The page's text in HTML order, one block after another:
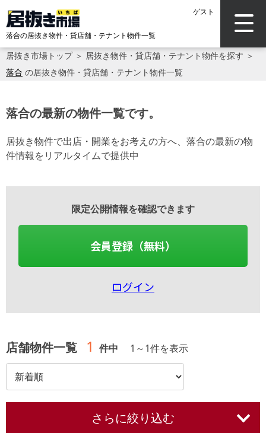
ゲスト
落合の居抜き物件・貸店舗・テナント物件一覧
居抜き市場トップ＞ 居抜き物件・貸店舗・テナント物件を探す ＞
落合 の居抜き物件・貸店舗・テナント物件一覧
落合の最新の物件一覧です。
居抜き物件で出店・開業をお考えの方へ、落合の最新の物
件情報をリアルタイムで提供中
限定公開情報を確認できます
会員登録（無料）
ログイン
店舗物件一覧 1 件中 1 ～1件を表示
さらに絞り込む